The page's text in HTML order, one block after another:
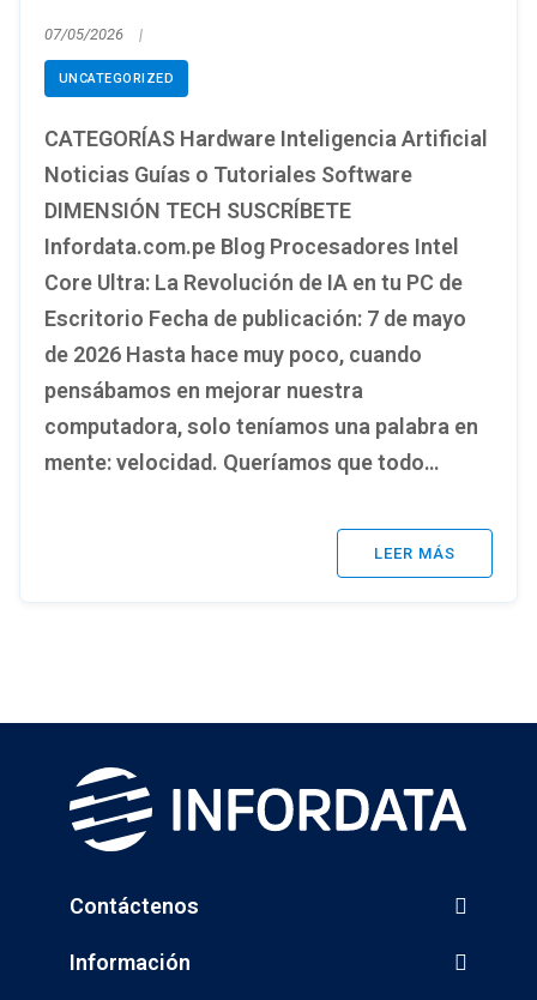
07/05/2026
UNCATEGORIZED
CATEGORÍAS Hardware Inteligencia Artificial
Noticias Guías o Tutoriales Software
DIMENSIÓN TECH SUSCRÍBETE
Infordata.com.pe Blog Procesadores Intel
Core Ultra: La Revolución de IA en tu PC de
Escritorio Fecha de publicación: 7 de mayo
de 2026 Hasta hace muy poco, cuando
pensábamos en mejorar nuestra
computadora, solo teníamos una palabra en
mente: velocidad. Queríamos que todo…
Contáctenos
Información